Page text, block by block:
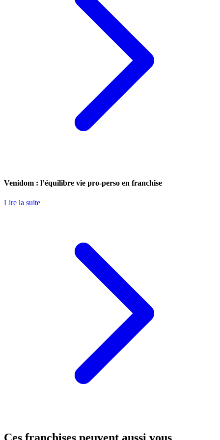
Venidom : l’équilibre vie pro-perso en franchise
Lire la suite
Ces franchises peuvent aussi vous